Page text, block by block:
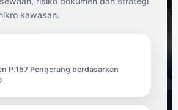
kawasan.
P.157 Pengerang berdasarkan